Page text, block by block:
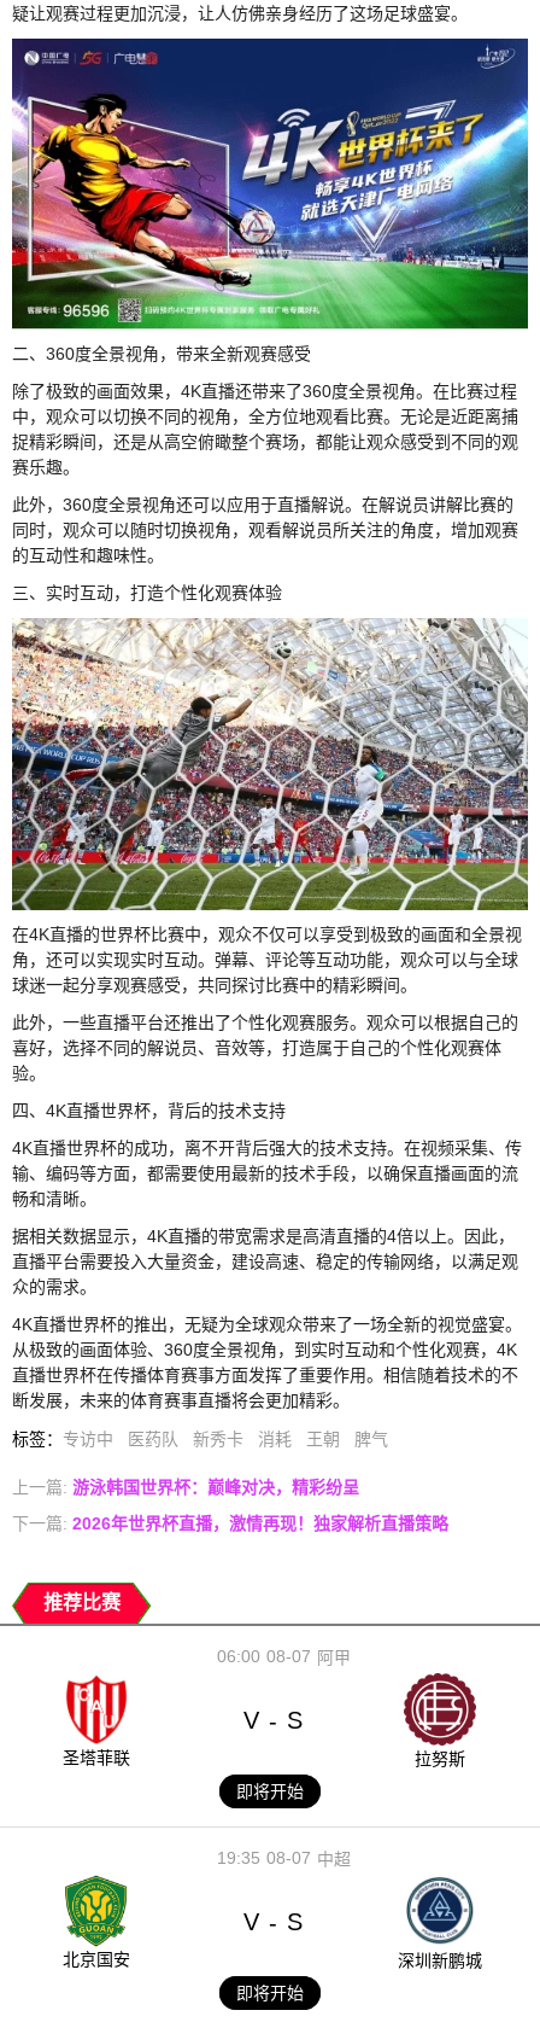
疑让观赛过程更加沉浸，让人仿佛亲身经历了这场足球盛宴。
二、360度全景视角，带来全新观赛感受
除了极致的画面效果，4K直播还带来了360度全景视角。在比赛过程
中，观众可以切换不同的视角，全方位地观看比赛。无论是近距离捕
捉精彩瞬间，还是从高空俯瞰整个赛场，都能让观众感受到不同的观
赛乐趣。
此外，360度全景视角还可以应用于直播解说。在解说员讲解比赛的
同时，观众可以随时切换视角，观看解说员所关注的角度，增加观赛
的互动性和趣味性。
三、实时互动，打造个性化观赛体验
在4K直播的世界杯比赛中，观众不仅可以享受到极致的画面和全景视
角，还可以实现实时互动。弹幕、评论等互动功能，观众可以与全球
球迷一起分享观赛感受，共同探讨比赛中的精彩瞬间。
此外，一些直播平台还推出了个性化观赛服务。观众可以根据自己的
喜好，选择不同的解说员、音效等，打造属于自己的个性化观赛体
验。
四、4K直播世界杯，背后的技术支持
4K直播世界杯的成功，离不开背后强大的技术支持。在视频采集、传
输、编码等方面，都需要使用最新的技术手段，以确保直播画面的流
畅和清晰。
据相关数据显示，4K直播的带宽需求是高清直播的4倍以上。因此，
直播平台需要投入大量资金，建设高速、稳定的传输网络，以满足观
众的需求。
4K直播世界杯的推出，无疑为全球观众带来了一场全新的视觉盛宴。
从极致的画面体验、360度全景视角，到实时互动和个性化观赛，4K
直播世界杯在传播体育赛事方面发挥了重要作用。相信随着技术的不
断发展，未来的体育赛事直播将会更加精彩。
标签： 专访中 医药队 新秀卡 消耗 王朝 脾气
上一篇: 游泳韩国世界杯：巅峰对决，精彩纷呈
下一篇: 2026年世界杯直播，激情再现！独家解析直播策略
推荐比赛
08-07
06:00 阿甲
圣塔菲联
V - S
拉努斯
即将开始
08-07
19:35 中超
北京国安
V - S
深圳新鹏城
即将开始